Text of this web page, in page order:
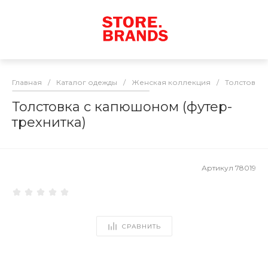
Главная / Каталог одежды / Женская коллекция / Толстовки
Толстовка с капюшоном (футер-
трехнитка)
Артикул 78019
СРАВНИТЬ